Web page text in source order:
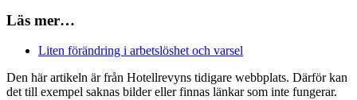
Läs mer…
Liten förändring i arbetslöshet och varsel
Den här artikeln är från Hotellrevyns tidigare webbplats. Därför kan
det till exempel saknas bilder eller finnas länkar som inte fungerar.